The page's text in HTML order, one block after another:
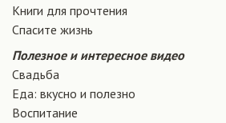
Книги для прочтения
Спасите жизнь
Полезное и интересное видео
Свадьба
Еда: вкусно и полезно
Воспитание